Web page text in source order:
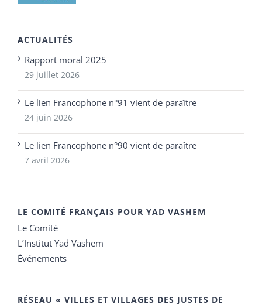
ACTUALITÉS
Rapport moral 2025
29 juillet 2026
Le lien Francophone n°91 vient de paraître
24 juin 2026
Le lien Francophone n°90 vient de paraître
7 avril 2026
LE COMITÉ FRANÇAIS POUR YAD VASHEM
Le Comité
L’Institut Yad Vashem
Événements
RÉSEAU « VILLES ET VILLAGES DES JUSTES DE